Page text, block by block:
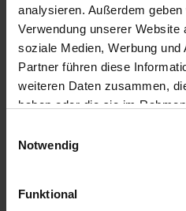
analysieren. Außerdem
Verwendung unserer Website
soziale Medien, Werbung
Partner führen diese
weiteren Daten zusammen,
haben oder die sie im
Notwendig
Funktional